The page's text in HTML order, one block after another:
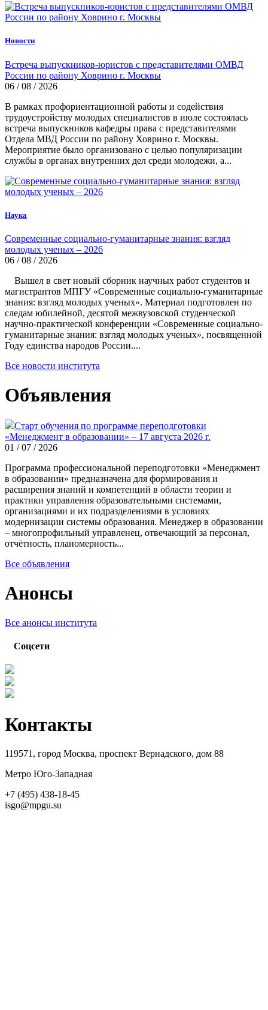
Новости
Встреча выпускников-юристов с представителями ОМВД
России по району Ховрино г. Москвы
06 / 08 / 2026
В рамках профориентационной работы и содействия
трудоустройству молодых специалистов в июле состоялась
встреча выпускников кафедры права с представителями
Отдела МВД России по району Ховрино г. Москвы.
Мероприятие было организовано с целью популяризации
службы в органах внутренних дел среди молодежи, а...
Наука
Современные социально-гуманитарные знания: взгляд
молодых ученых – 2026
06 / 08 / 2026
Вышел в свет новый сборник научных работ студентов и
магистрантов МПГУ «Современные социально-гуманитарные
знания: взгляд молодых ученых». Материал подготовлен по
следам юбилейной, десятой межвузовской студенческой
научно-практической конференции «Современные социально-
гуманитарные знания: взгляд молодых ученых», посвященной
Году единства народов России....
Все новости института
Объявления
Старт обучения по программе переподготовки
«Менеджмент в образовании» – 17 августа 2026 г.
01 / 07 / 2026
Программа профессиональной переподготовки «Менеджмент
в образовании» предназначена для формирования и
расширения знаний и компетенций в области теории и
практики управления образовательными системами,
организациями и их подразделениями в условиях
модернизации системы образования. Менеджер в образовании
– многопрофильный управленец, отвечающий за персонал,
отчётность, планомерность...
Все объявления
Анонсы
Все анонсы института
Соцсети
Контакты
119571, город Москва, проспект Вернадского, дом 88
Метро Юго-Западная
+7 (495) 438-18-45
isgo@mpgu.su